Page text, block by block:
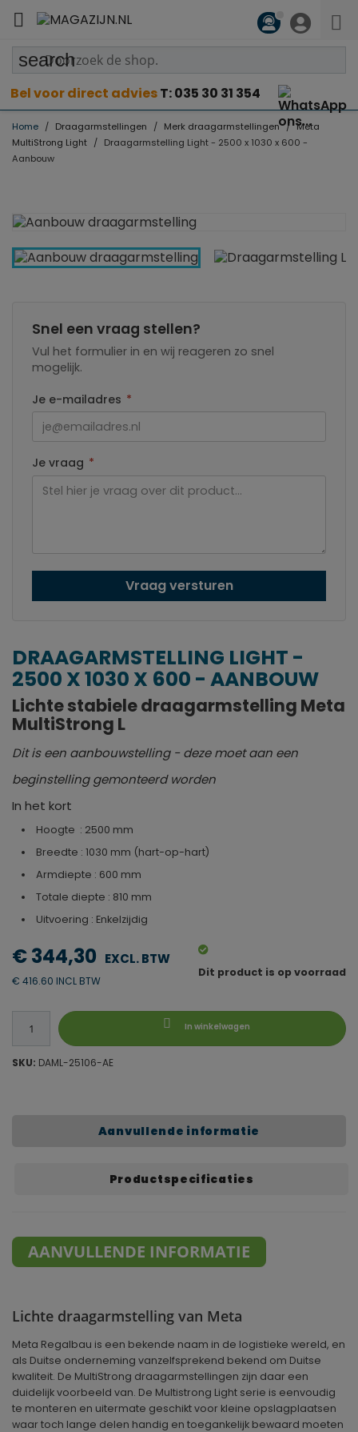

search
Bel voor direct adviesT: 035 30 31 354
Home Draagarmstellingen Merk draagarmstellingen
Meta
MultiStrong Light
Draagarmstelling Light - 2500 x 1030 x 600 -
Aanbouw
Snel een vraag stellen?
Vul het formulier in en wij reageren zo snel
mogelijk.
Je e-mailadres *
Je vraag *
Vraag versturen
DRAAGARMSTELLING LIGHT -
2500 X 1030 X 600 - AANBOUW
Lichte stabiele draagarmstelling Meta
MultiStrong L
Dit is een aanbouwstelling - deze moet aan een
beginstelling gemonteerd worden
In het kort
Hoogte : 2500 mm
Breedte : 1030 mm (hart-op-hart)
Armdiepte : 600 mm
Totale diepte : 810 mm
Uitvoering : Enkelzijdig
€ 344,30
€ 416.60 INCL BTW
Dit product is op voorraad
In winkelwagen
SKU: DAML-25106-AE
Aanvullende informatie
Productspecificaties
AANVULLENDE INFORMATIE
Lichte draagarmstelling van Meta
Meta Regalbau is een bekende naam in de logistieke wereld, en
als Duitse onderneming vanzelfsprekend bekend om Duitse
kwaliteit. De MultiStrong draagarmstellingen zijn daar een
duidelijk voorbeeld van. De Multistrong Light serie is eenvoudig
te monteren en uitermate geschikt voor kleine opslagplaatsen
waar toch lange delen handig en toegankelijk bewaard moeten